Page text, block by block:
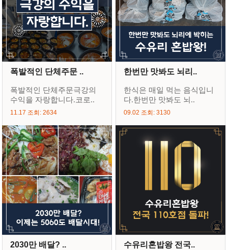
폭발적인 단체주문 ..
폭발적인 단체주문극강의
수익을 자랑합니다.코로..
11.17 조회: 2634
한번만 맛봐도 뇌리..
한식은 매일 먹는 음식입니
다.한번만 맛봐도 뇌..
09.02 조회: 3130
2030만 배달? .. 수유리혼밥왕 전국..